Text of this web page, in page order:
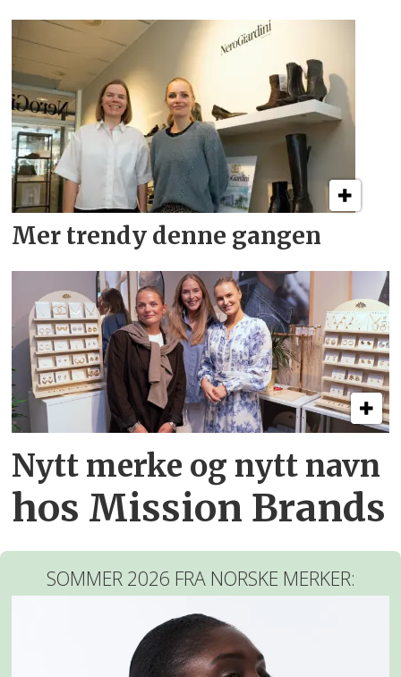
Mer trendy denne gangen
Nytt merke og nytt navn
hos Mission Brands
SOMMER 2026 FRA NORSKE MERKER: